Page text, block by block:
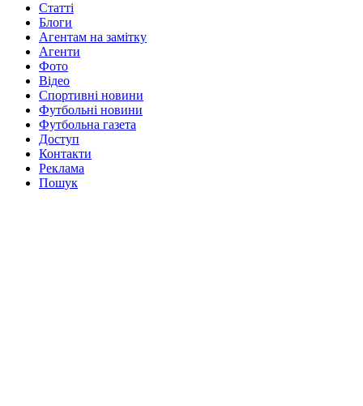
Статті
Блоги
Агентам на замітку
Агенти
Фото
Відео
Спортивні новини
Футбольні новини
Футбольна газета
Доступ
Контакти
Реклама
Пошук